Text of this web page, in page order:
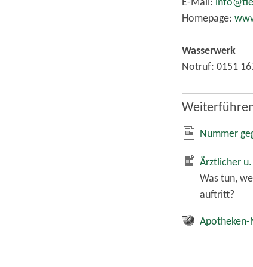
E-Mail:
Homepage:
Wasserwerk
Notruf: 0151
Nummer
Ärztlicher
Was tun,
auftritt?